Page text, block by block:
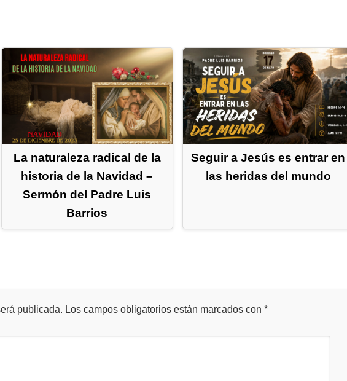
La naturaleza radical de la
historia de la Navidad –
Sermón del Padre Luis
Barrios
Seguir a Jesús es entrar en
las heridas del mundo
publicada. Los campos obligatorios están marcados con *